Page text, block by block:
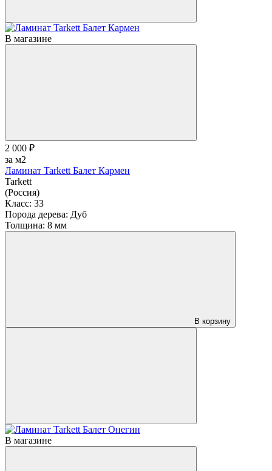
В магазине
2 000 ₽
за м2
Ламинат Tarkett Балет Кармен
Tarkett
(Россия)
Класс: 33
Порода дерева: Дуб
Толщина: 8 мм
В корзину
В магазине